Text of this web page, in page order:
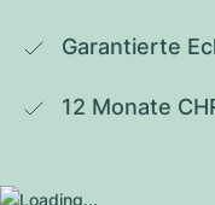
Garantierte
12 Monate